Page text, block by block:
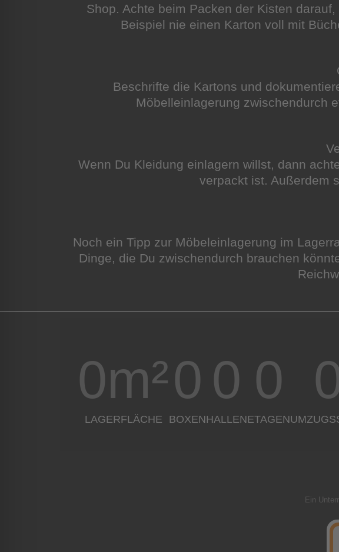
Shop. Achte beim Packen der Kisten
Beispiel nie einen Karton voll mit
Beschrifte die Kartons und
Möbelleinlagerung zwischendurch
Wenn Du Kleidung einlagern willst, dann
verpackt ist. Außerdem
Noch ein Tipp zur Möbeleinlagerung im
Dinge, die Du zwischendurch brauchen
LAGERFLÄCHE
0m²
BOXEN
0
HALLEN
0
ETAGEN
0
Ein